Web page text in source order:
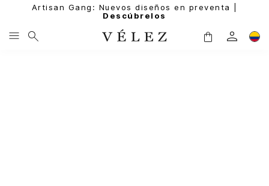
Artisan Gang: Nuevos diseños en preventa |
Descúbrelos